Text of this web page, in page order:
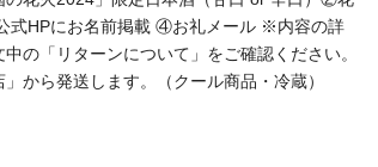
式HPにお名前掲載 ④お礼メール ※内容の詳
の「リターンについて」をご確認ください。
から発送します。（クール商品・冷蔵）